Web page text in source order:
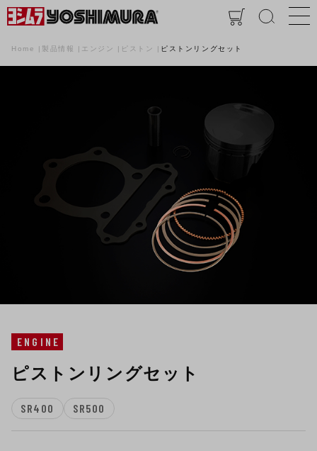
Home 製品情報 エンジン ピストン ピストンリングセット
ENGINE
ピストンリングセット
SR400 SR500